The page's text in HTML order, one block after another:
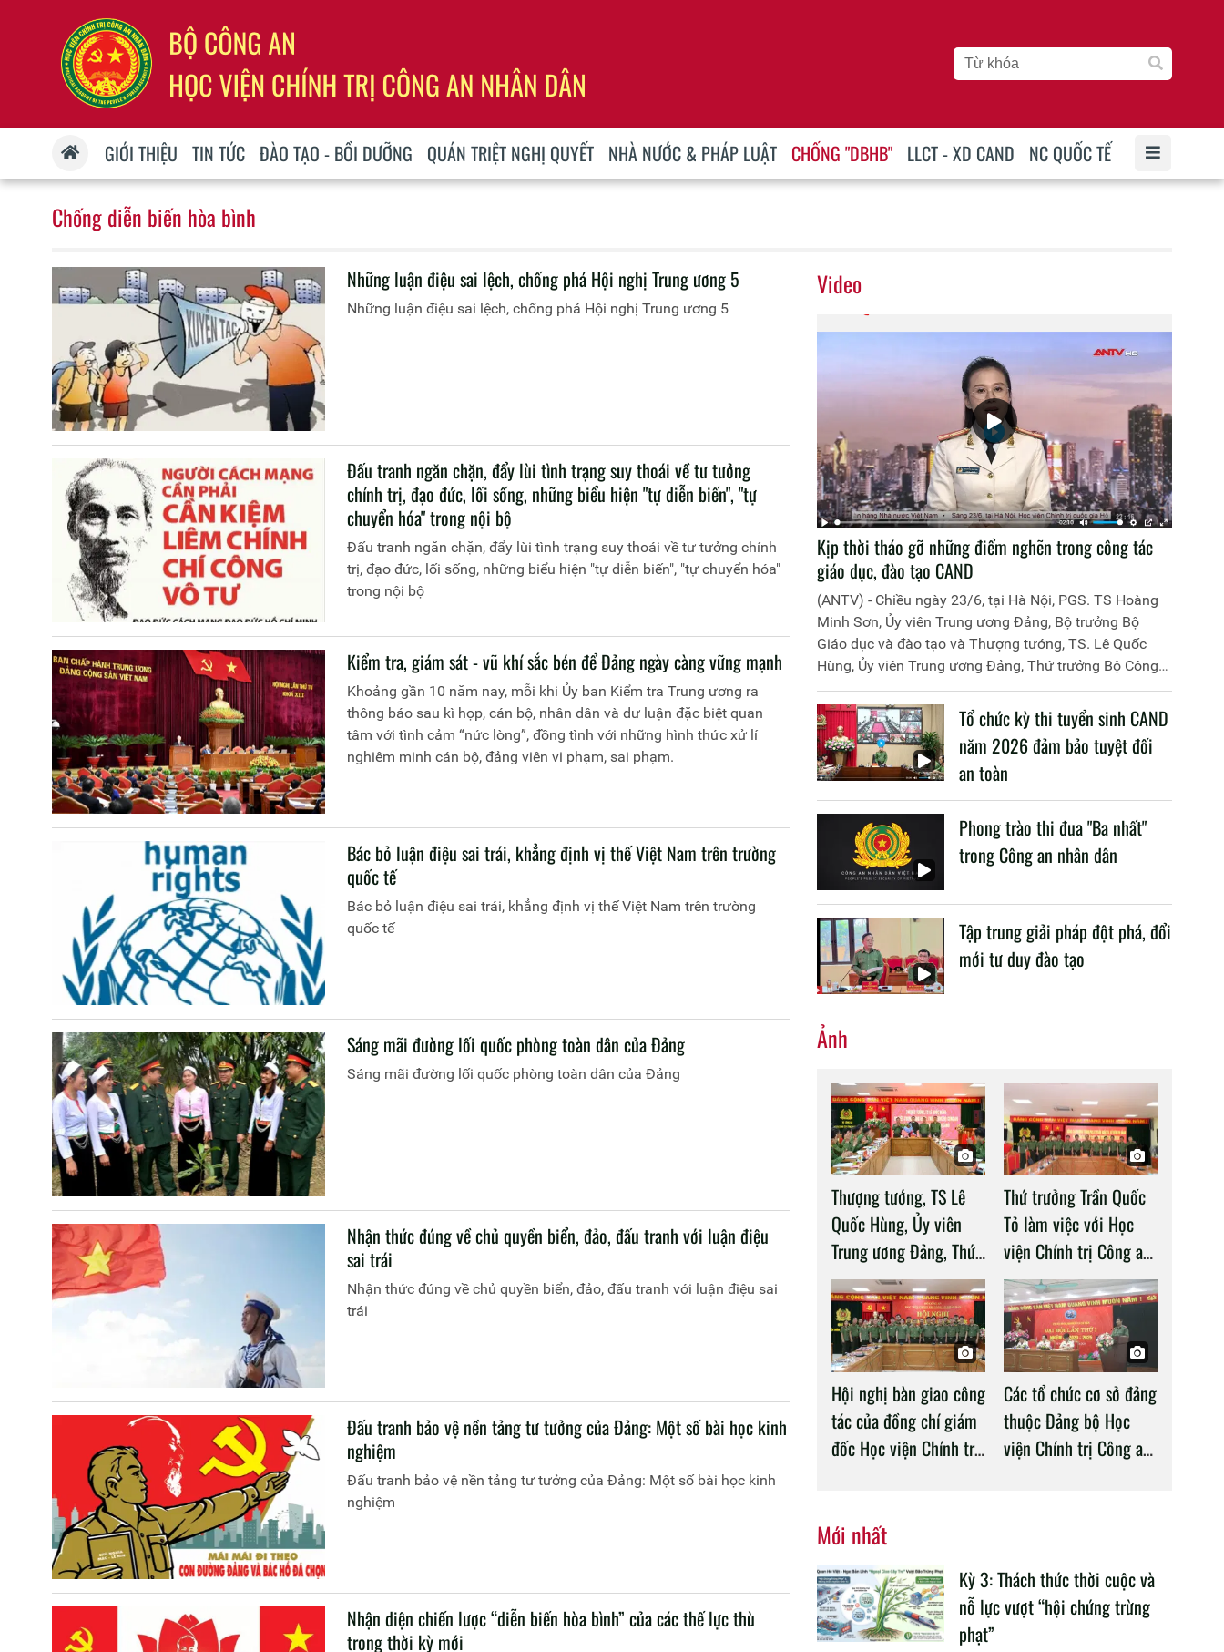
GIỚI THIỆU TIN TỨC ĐÀO TẠO - BỒI DƯỠNG QUÁN TRIỆT NGHỊ QUYẾT NHÀ NƯỚC & PHÁP LUẬT CHỐNG "DBHB" LLCT - XD CAND NC QUỐC TẾ
Chống diễn biến hòa bình
Những luận điệu sai lệch, chống phá Hội nghị Trung ương 5
Những luận điệu sai lệch, chống phá Hội nghị Trung ương 5
Đấu tranh ngăn chặn, đẩy lùi tình trạng suy thoái về tư tưởng
chính trị, đạo đức, lối sống, những biểu hiện "tự diễn biến", "tự
chuyển hóa" trong nội bộ
Đấu tranh ngăn chặn, đẩy lùi tình trạng suy thoái về tư tưởng chính
trị, đạo đức, lối sống, những biểu hiện "tự diễn biến", "tự chuyển hóa"
trong nội bộ
Kiểm tra, giám sát - vũ khí sắc bén để Đảng ngày càng vững mạnh
Khoảng gần 10 năm nay, mỗi khi Ủy ban Kiểm tra Trung ương ra
thông báo sau kì họp, cán bộ, nhân dân và dư luận đặc biệt quan
tâm với tình cảm “nức lòng”, đồng tình với những hình thức xử lí
nghiêm minh cán bộ, đảng viên vi phạm, sai phạm.
Bác bỏ luận điệu sai trái, khẳng định vị thế Việt Nam trên trường
quốc tế
Bác bỏ luận điệu sai trái, khẳng định vị thế Việt Nam trên trường
quốc tế
Sáng mãi đường lối quốc phòng toàn dân của Đảng
Sáng mãi đường lối quốc phòng toàn dân của Đảng
Nhận thức đúng về chủ quyền biển, đảo, đấu tranh với luận điệu
sai trái
Nhận thức đúng về chủ quyền biển, đảo, đấu tranh với luận điệu sai
trái
Đấu tranh bảo vệ nền tảng tư tưởng của Đảng: Một số bài học kinh
nghiệm
Đấu tranh bảo vệ nền tảng tư tưởng của Đảng: Một số bài học kinh
nghiệm
Nhận diện chiến lược “diễn biến hòa bình” của các thế lực thù
trong thời kỳ mới
Video
Kịp thời tháo gỡ những điểm nghẽn trong công tác
giáo dục, đào tạo CAND
(ANTV) - Chiều ngày 23/6, tại Hà Nội, PGS. TS Hoàng
Minh Sơn, Ủy viên Trung ương Đảng, Bộ trưởng Bộ
Giáo dục và đào tạo và Thượng tướng, TS. Lê Quốc
Hùng, Ủy viên Trung ương Đảng, Thứ trưởng Bộ Công
an đã đồng chủ trì buổi làm việc với các đơn vị của 2
Bộ về một số nội dung liên quan đến công tác giáo dục
và đào tạo của lực lượng CAND.Tổ chức kỳ thi tuyển sinh CAND
năm 2026 đảm bảo tuyệt đối
an toàn
Phong trào thi đua "Ba nhất"
trong Công an nhân dân
Tập trung giải pháp đột phá, đổi
mới tư duy đào tạo
Ảnh
Thượng tướng, TS Lê
Quốc Hùng, Ủy viên
Trung ương Đảng, Thứ
trưởng Bộ Công an làm
việc với Học viện
Chính trị Công an nhân
dân
Thứ trưởng Trần Quốc
Tỏ làm việc với Học
viện Chính trị Công an
nhân dân
Hội nghị bàn giao công
tác của đồng chí giám
đốc Học viện Chính trị
Các tổ chức cơ sở đảng
thuộc Đảng bộ Học
viện Chính trị Công an
Mới nhất
Kỳ 3: Thách thức thời cuộc và
nỗ lực vượt “hội chứng trừng
phạt”